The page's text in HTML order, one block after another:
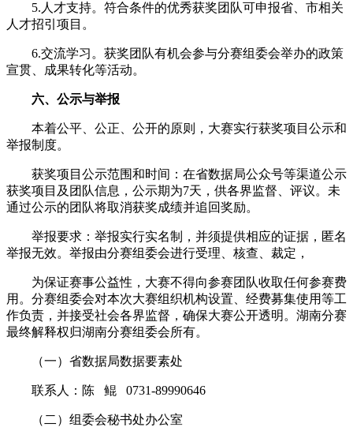
5.人才支持。符合条件的优秀获奖团队可申报省、市相关
人才招引项目。
6.交流学习。获奖团队有机会参与分赛组委会举办的政策
宣贯、成果转化等活动。
六、公示与举报
本着公平、公正、公开的原则，大赛实行获奖项目公示和
举报制度。
获奖项目公示范围和时间：在省数据局公众号等渠道公示
获奖项目及团队信息，公示期为7天，供各界监督、评议。未
通过公示的团队将取消获奖成绩并追回奖励。
举报要求：举报实行实名制，并须提供相应的证据，匿名
举报无效。举报由分赛组委会进行受理、核查、裁定，
为保证赛事公益性，大赛不得向参赛团队收取任何参赛费
用。分赛组委会对本次大赛组织机构设置、经费募集使用等工
作负责，并接受社会各界监督，确保大赛公开透明。湖南分赛
最终解释权归湖南分赛组委会所有。
（一）省数据局数据要素处
联系人：陈 鲲 0731-89990646
（二）组委会秘书处办公室